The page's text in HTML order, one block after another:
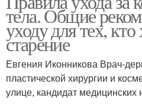
тела. Общие
уходу для тех,
старение
Евгения Иконникова Врач-
пластической хирургии и
улице, кандидат медицинских